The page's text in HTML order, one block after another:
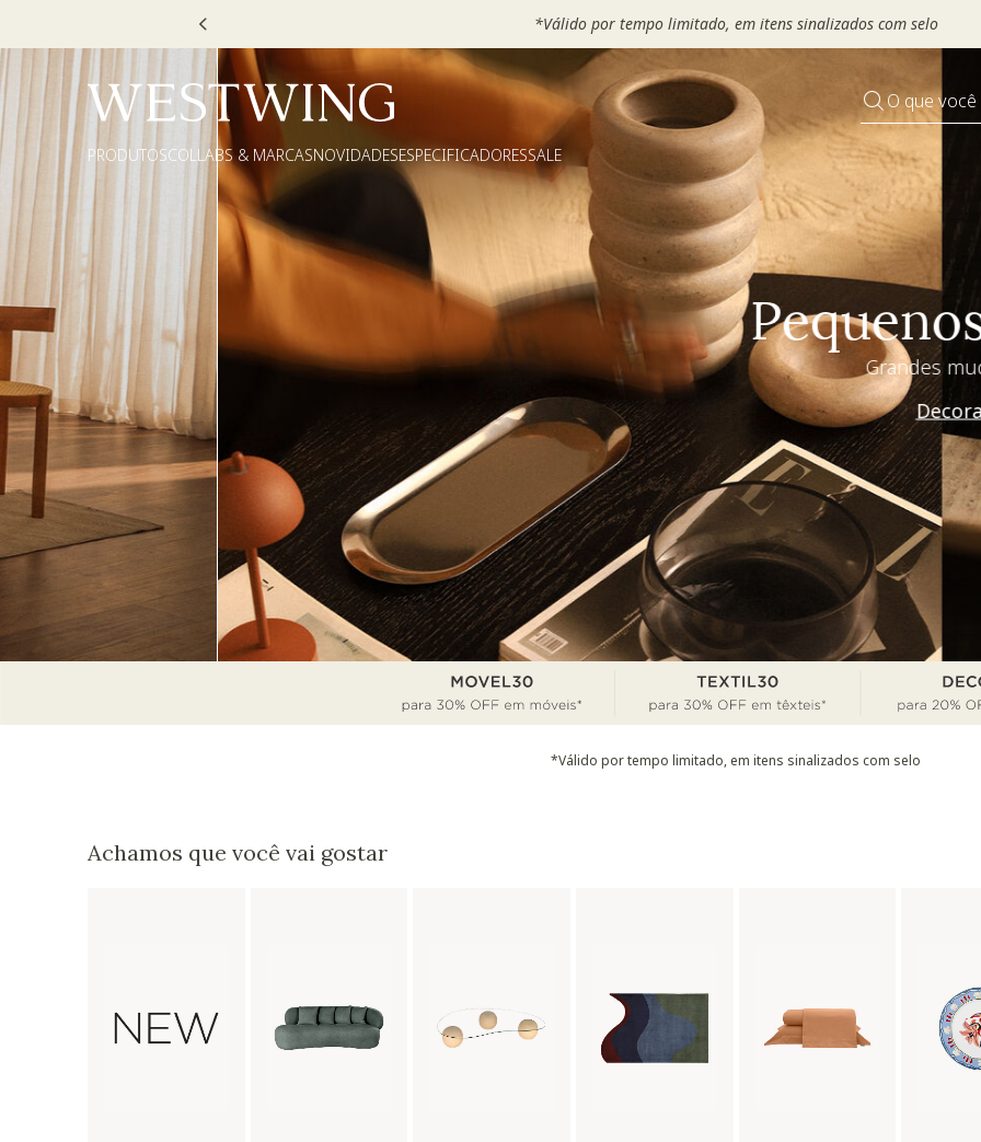
Escolha seu VOUCHER e ganhe até 30% OFF*: useMOVEL30, TEXTIL30 OU
O que
PRODUTOSCOLLABS & MARCASNOVIDADESESPECIFICADORESSALE
Pequenos rituais
Grandes mudanças
Decorar
*Válido por tempo limitado, em itens sinalizados com selo
Achamos que você vai gostar